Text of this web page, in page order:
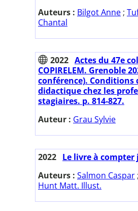
Auteurs : Bilgot Anne ;
Chantal
2022 Actes du 47e
COPIRELEM. Grenoble
conférence). Conditions
didactique chez les
stagiaires. p. 814-827.
Auteur : Grau Sylvie
2022 Le livre à compter
Auteurs : Salmon Caspar ;
Hunt Matt. Illust.